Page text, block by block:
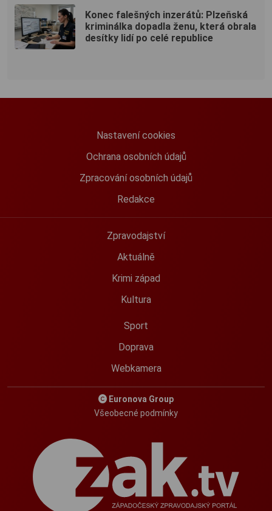
Konec falešných inzerátů: Plzeňská
kriminálka dopadla ženu, která obrala
desítky lidí po celé republice
Nastavení cookies
Ochrana osobních údajů
Zpracování osobních údajů
Redakce
Zpravodajství
Aktuálně
Krimi západ
Kultura
Sport
Doprava
Webkamera
Euronova Group
Všeobecné podmínky